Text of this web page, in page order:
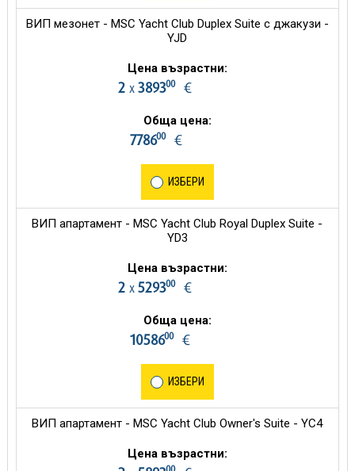
ВИП мезонет - MSC Yacht Club Duplex Suite с джакузи -
YJD
Цена възрастни:
2 х 389300€
Обща цена:
778600€
ИЗБЕРИ
ВИП апартамент - MSC Yacht Club Royal Duplex Suite -
YD3
Цена възрастни:
2 х 529300€
Обща цена:
1058600€
ИЗБЕРИ
ВИП апартамент - MSC Yacht Club Owner's Suite - YC4
Цена възрастни: